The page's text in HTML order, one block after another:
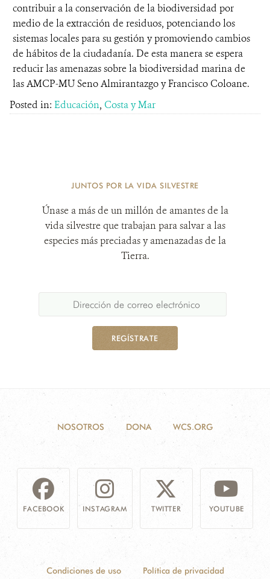
contribuir a la conservación de la biodiversidad por
medio de la extracción de residuos, potenciando los
sistemas locales para su gestión y promoviendo cambios
de hábitos de la ciudadanía. De esta manera se espera
reducir las amenazas sobre la biodiversidad marina de
las AMCP-MU Seno Almirantazgo y Francisco Coloane.
Posted in: Educación, Costa y Mar
JUNTOS POR LA VIDA SILVESTRE
Únase a más de un millón de amantes de la
vida silvestre que trabajan para salvar a las
especies más preciadas y amenazadas de la
Tierra.
REGÍSTRATE
NOSOTROS DONA WCS.ORG
FACEBOOK INSTAGRAM TWITTER YOUTUBE
Condiciones de uso Política de privacidad